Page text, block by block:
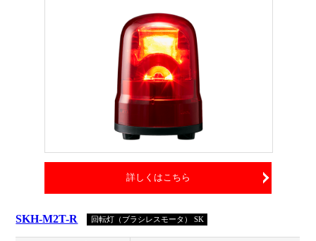
詳しくはこちら
SKH-M2T-R 回転灯（ブラシレスモータ） SK